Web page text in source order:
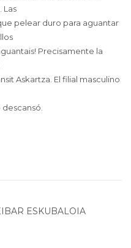
Las
pelear duro para aguantar
Precisamente la
Askartza. El filial masculino
ESKUBALOIA